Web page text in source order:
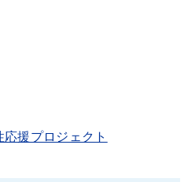
応援プロジェクト